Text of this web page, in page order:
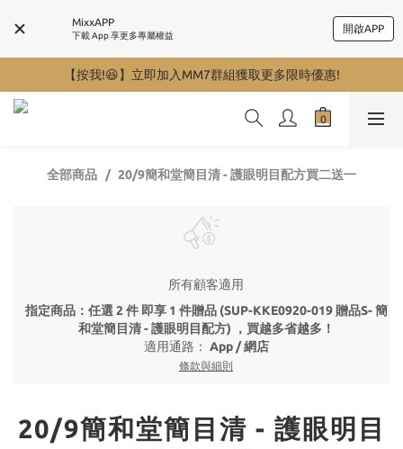
MixxAPP
下載 App 享更多專屬權益
開啟APP
【按我!😆】立即加入MM7群組獲取更多限時優惠!
全部商品 20/9簡和堂簡目清 - 護眼明目配方買二送一
所有顧客適用
指定商品：任選 2 件 即享 1 件贈品 (SUP-KKE0920-019 贈品S- 簡
和堂簡目清 - 護眼明目配方) ，買越多省越多！
適用通路： App / 網店
條款與細則
20/9簡和堂簡目清 - 護眼明目